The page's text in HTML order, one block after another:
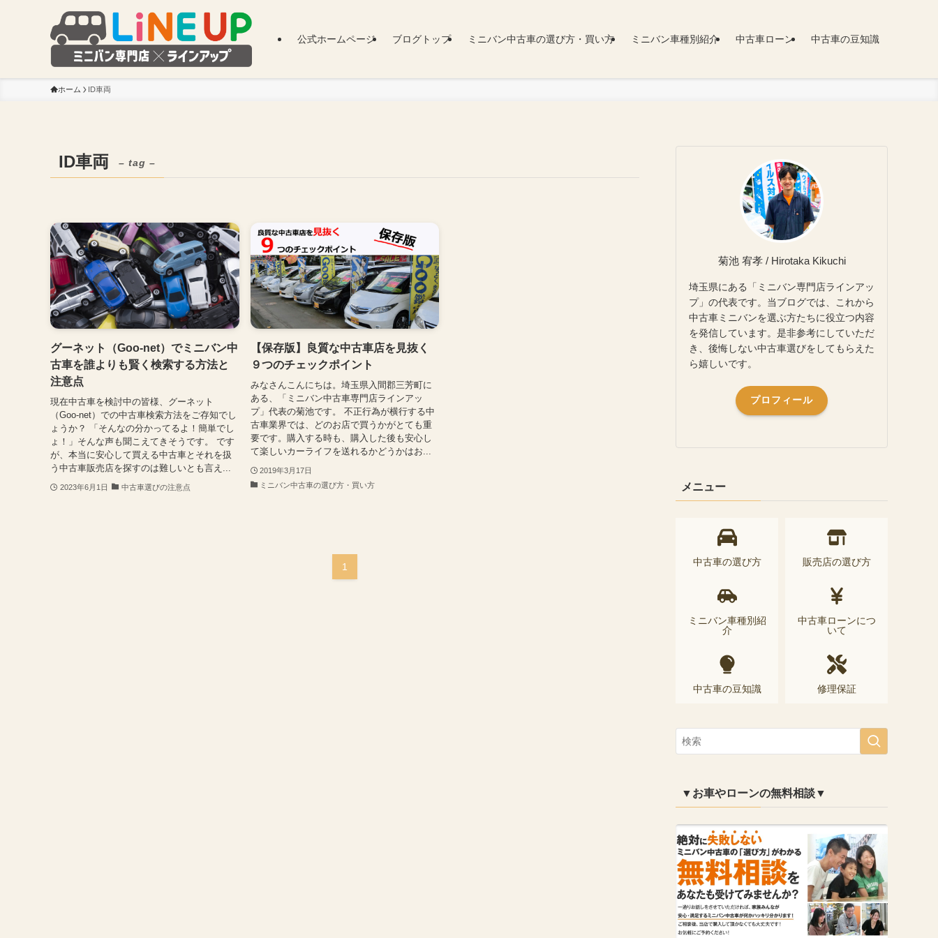
公式ホームページ ブログトップ ミニバン中古車の選び方・買い方 ミニバン車種別紹介 中古車ローン 中古車の豆知識
ホーム ID車両
ID車両 – tag –
グーネット（Goo-net）でミニバン中
古車を誰よりも賢く検索する方法と
注意点
現在中古車を検討中の皆様、グーネット
（Goo-net）での中古車検索方法をご存知でし
ょうか？ 「そんなの分かってるよ！簡単でし
ょ！」そんな声も聞こえてきそうです。 です
が、本当に安心して買える中古車とそれを扱
う中古車販売店を探すのは難しいとも言え...
2023年6月1日 中古車選びの注意点
【保存版】良質な中古車店を見抜く
９つのチェックポイント
みなさんこんにちは。埼玉県入間郡三芳町に
ある、「ミニバン中古車専門店ラインアッ
プ」代表の菊池です。 不正行為が横行する中
古車業界では、どのお店で買うかがとても重
要です。購入する時も、購入した後も安心し
て楽しいカーライフを送れるかどうかはお...
2019年3月17日
ミニバン中古車の選び方・買い方
1
菊池 宥孝 / Hirotaka Kikuchi
埼玉県にある「ミニバン専門店ラインアッ
プ」の代表です。当ブログでは、これから
中古車ミニバンを選ぶ方たちに役立つ内容
を発信しています。是非参考にしていただ
き、後悔しない中古車選びをしてもらえた
ら嬉しいです。
プロフィール
メニュー
中古車の選び方 販売店の選び方
ミニバン車種別紹
介
中古車ローンにつ
いて
中古車の豆知識 修理保証
▼お車やローンの無料相談▼